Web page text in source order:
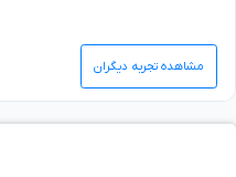
مشاهده تجربه دیگران